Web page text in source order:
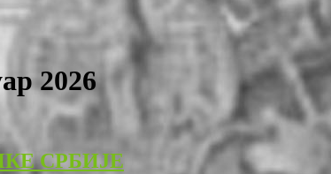
2026
СРБИЈЕ